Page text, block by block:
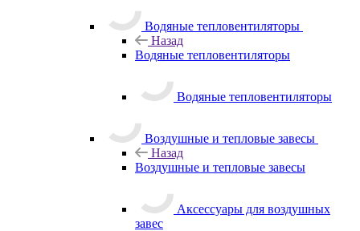
Водяные тепловентиляторы
Назад
Водяные тепловентиляторы
Водяные тепловентиляторы
Воздушные и тепловые завесы
Назад
Воздушные и тепловые завесы
Аксессуары для воздушных
завес